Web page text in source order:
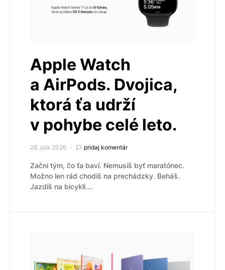
Apple Watch
a AirPods. Dvojica,
ktorá ťa udrží
v pohybe celé leto.
28. júla 2026 pridaj komentár
Začni tým, čo ťa baví. Nemusíš byť maratónec.
Možno len rád chodíš na prechádzky. Beháš.
Jazdíš na bicykli.…